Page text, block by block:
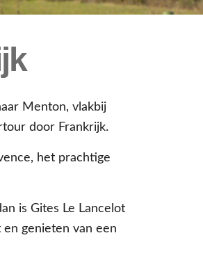
Menton, vlakbij
door Frankrijk.
het prachtige
is Gites Le Lancelot
en genieten van een